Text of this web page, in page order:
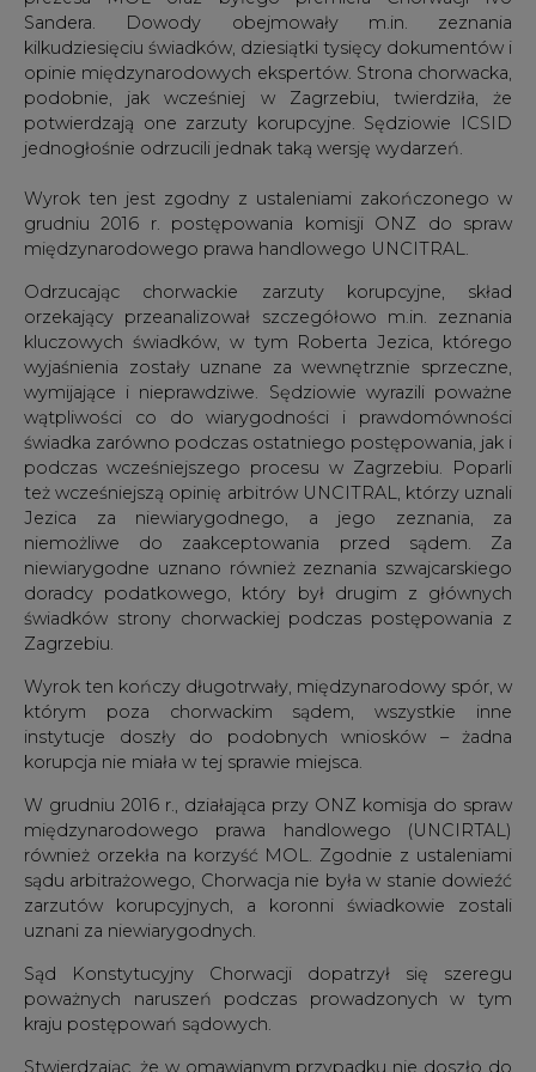
Sandera. Dowody obejmowały m.in. zeznania
kilkudziesięciu świadków, dziesiątki tysięcy dokumentów i
opinie międzynarodowych ekspertów. Strona chorwacka,
podobnie, jak wcześniej w Zagrzebiu, twierdziła, że
potwierdzają one zarzuty korupcyjne. Sędziowie ICSID
jednogłośnie odrzucili jednak taką wersję wydarzeń.
Wyrok ten jest zgodny z ustaleniami zakończonego w
grudniu 2016 r. postępowania komisji ONZ do spraw
międzynarodowego prawa handlowego UNCITRAL.
Odrzucając chorwackie zarzuty korupcyjne, skład
orzekający przeanalizował szczegółowo m.in. zeznania
kluczowych świadków, w tym Roberta Jezica, którego
wyjaśnienia zostały uznane za wewnętrznie sprzeczne,
wymijające i nieprawdziwe. Sędziowie wyrazili poważne
wątpliwości co do wiarygodności i prawdomówności
świadka zarówno podczas ostatniego postępowania, jak i
podczas wcześniejszego procesu w Zagrzebiu. Poparli
też wcześniejszą opinię arbitrów UNCITRAL, którzy uznali
Jezica za niewiarygodnego, a jego zeznania, za
niemożliwe do zaakceptowania przed sądem. Za
niewiarygodne uznano również zeznania szwajcarskiego
doradcy podatkowego, który był drugim z głównych
świadków strony chorwackiej podczas postępowania z
Zagrzebiu.
Wyrok ten kończy długotrwały, międzynarodowy spór, w
którym poza chorwackim sądem, wszystkie inne
instytucje doszły do podobnych wniosków – żadna
korupcja nie miała w tej sprawie miejsca.
W grudniu 2016 r., działająca przy ONZ komisja do spraw
międzynarodowego prawa handlowego (UNCIRTAL)
również orzekła na korzyść MOL. Zgodnie z ustaleniami
sądu arbitrażowego, Chorwacja nie była w stanie dowieźć
zarzutów korupcyjnych, a koronni świadkowie zostali
uznani za niewiarygodnych.
Sąd Konstytucyjny Chorwacji dopatrzył się szeregu
poważnych naruszeń podczas prowadzonych w tym
kraju postępowań sądowych.
Stwierdzając, że w omawianym przypadku nie doszło do